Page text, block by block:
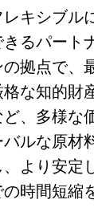
キシブル
るパート
拠点で、
な知的財
、多様な
ルな原材
より安定
時間短縮